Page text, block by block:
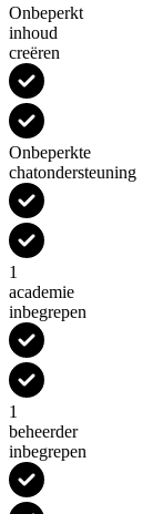
Onbeperkt
inhoud
creëren
Onbeperkte
chatondersteuning
1
academie
inbegrepen
1
beheerder
inbegrepen